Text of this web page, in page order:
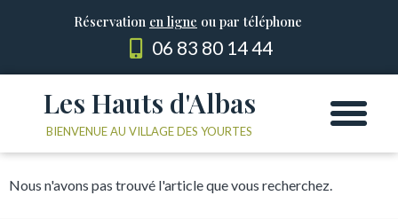
Réservation en ligne ou par téléphone
06 83 80 14 44
Les Hauts d'Albas
BIENVENUE AU VILLAGE DES YOURTES
Nous n'avons pas trouvé l'article que vous recherchez.